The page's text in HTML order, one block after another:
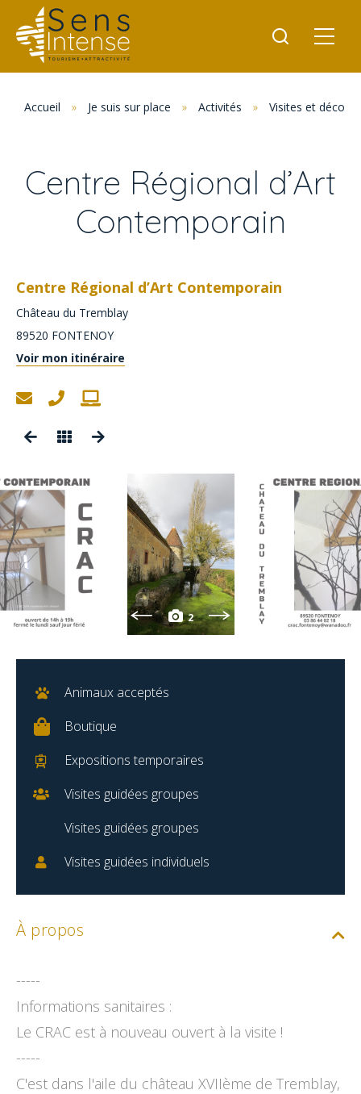
Accueil » Je suis sur place » Activités » Visites et
Centre Régional d’Art
Contemporain
Centre Régional d’Art Contemporain
Château du Tremblay
89520 FONTENOY
Voir mon itinéraire
2
Animaux acceptés
Boutique
Expositions temporaires
Visites guidées groupes
Visites guidées groupes
Visites guidées individuels
À propos
-----
Informations sanitaires :
Le CRAC est à nouveau ouvert à la visite !
-----
C'est dans l'aile du château XVIIème de Tremblay,